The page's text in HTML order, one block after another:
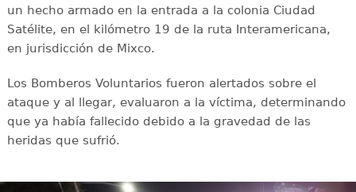
un hecho armado en la entrada a la colonia Ciudad
Satélite, en el kilómetro 19 de la ruta Interamericana,
en jurisdicción de Mixco.
Los Bomberos Voluntarios fueron alertados sobre el
ataque y al llegar, evaluaron a la víctima, determinando
que ya había fallecido debido a la gravedad de las
heridas que sufrió.